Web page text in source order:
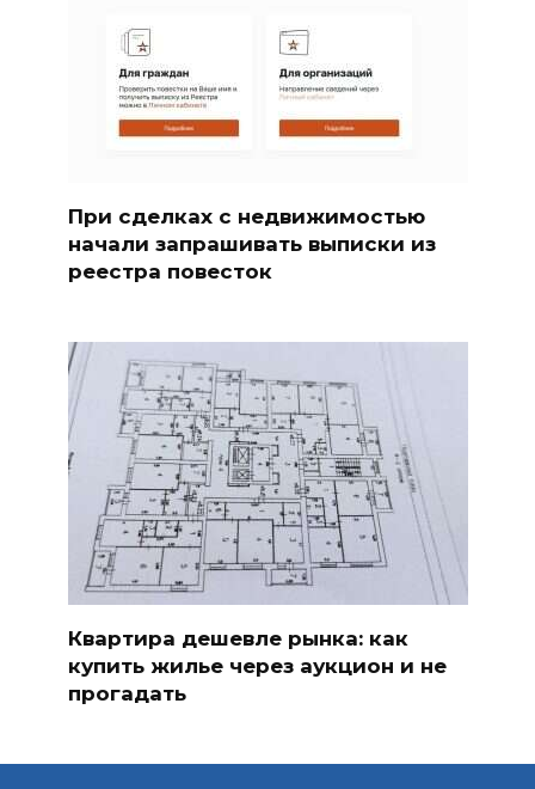
При сделках с недвижимостью
начали запрашивать выписки из
реестра повесток
Квартира дешевле рынка: как
купить жилье через аукцион и не
прогадать